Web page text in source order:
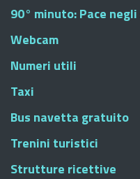
90° minuto: Pace
Webcam
Numeri utili
Taxi
Bus navetta gratuito
Trenini turistici
Strutture ricettive